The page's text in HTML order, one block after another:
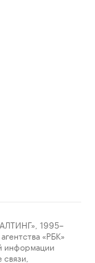
1995–
«РБК»
информации